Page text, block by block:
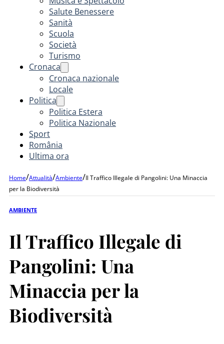
Salute Benessere
Sanità
Scuola
Società
Turismo
Cronaca
Cronaca nazionale
Locale
Politica
Politica Estera
Politica Nazionale
Sport
România
Ultima ora
Home/Attualità/Ambiente/Il Traffico Illegale di Pangolini: Una Minaccia
per la Biodiversità
AMBIENTE
Il Traffico Illegale di
Pangolini: Una
Minaccia per la
Biodiversità